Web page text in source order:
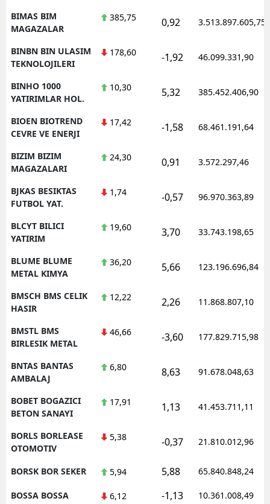
BIMAS BIM
MAGAZALAR
385,75 0,92 3.513.897.605,75
BINBN BIN ULASIM
TEKNOLOJILERI
178,60 -1,92 46.099.331,90
BINHO 1000
YATIRIMLAR HOL.
10,30 5,32 385.452.406,90
BIOEN BIOTREND
CEVRE VE ENERJI
17,42 -1,58 68.461.191,64
BIZIM BIZIM
MAGAZALARI
24,30 0,91 3.572.297,46
BJKAS BESIKTAS
FUTBOL YAT.
1,74 -0,57 96.970.363,89
BLCYT BILICI
YATIRIM
19,60 3,70 33.743.198,65
BLUME BLUME
METAL KIMYA
36,20 5,66 123.196.696,84
BMSCH BMS CELIK
HASIR
12,22 2,26 11.868.807,10
BMSTL BMS
BIRLESIK METAL
46,66 -3,60 177.829.715,98
BNTAS BANTAS
AMBALAJ
6,80 8,63 91.678.048,63
BOBET BOGAZICI
BETON SANAYI
17,91 1,13 41.453.711,11
BORLS BORLEASE
OTOMOTIV
5,38 -0,37 21.810.012,96
BORSK BOR SEKER 5,94 5,88 65.840.848,24
BOSSA BOSSA 6,12 -1,13 10.361.008,49